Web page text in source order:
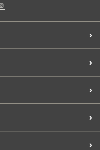
›
›
›
›
›